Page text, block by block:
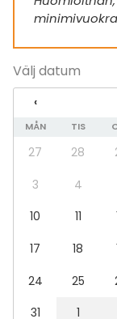
Whiteboard /
Servis
Evenemang
Fest
Bröllop
Spa / relax /
Möte
Mässa /
Rekreation
Upplevelse /
Julbord /
Välj datum
‹
MÅN TIS
27 28
3
4
10
11
17
18
24
25
31
1